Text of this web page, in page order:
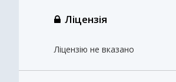
Ліцензія
Ліцензію не вказано